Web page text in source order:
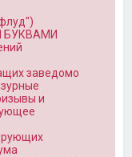
БУКВАМИ
заведомо
и